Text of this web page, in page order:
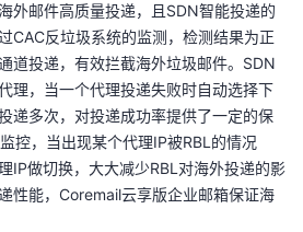
外邮件高质量投递，且SDN智能投递的
CAC反垃圾系统的监测，检测结果为正
道投递，有效拦截海外垃圾邮件。SDN
理，当一个代理投递失败时自动选择下
递多次，对投递成功率提供了一定的保
控，当出现某个代理IP被RBL的情况
IP做切换，大大减少RBL对海外投递的影
性能，Coremail云享版企业邮箱保证海